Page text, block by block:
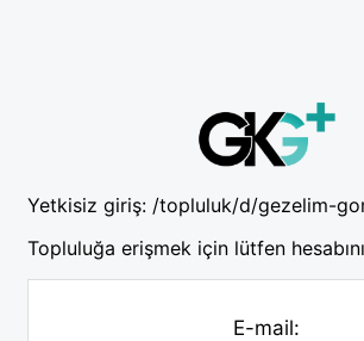
Yetkisiz giriş: /topluluk/d/gezelim-
Topluluğa erişmek için lütfen
E-mail: